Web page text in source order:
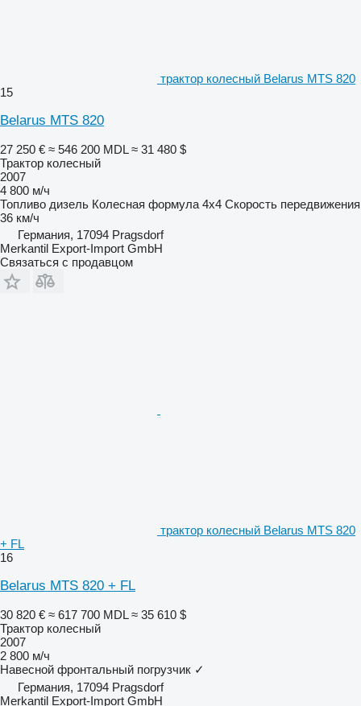
трактор колесный Belarus MTS 820
15
Belarus MTS 820
27 250 € ≈ 546 200 MDL ≈ 31 480 $
Трактор колесный
2007
4 800 м/ч
Топливо дизель Колесная формула 4x4 Скорость передвижения
36 км/ч
Германия, 17094 Pragsdorf
Merkantil Export-Import GmbH
Связаться с продавцом
трактор колесный Belarus MTS 820
+ FL
16
Belarus MTS 820 + FL
30 820 € ≈ 617 700 MDL ≈ 35 610 $
Трактор колесный
2007
2 800 м/ч
Навесной фронтальный погрузчик ✓
Германия, 17094 Pragsdorf
Merkantil Export-Import GmbH